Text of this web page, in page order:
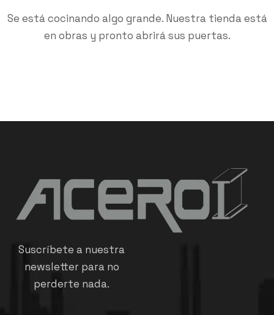
Se está cocinando algo grande. Nuestra tienda está
en obras y pronto abrirá sus puertas.
Suscríbete a nuestra
newsletter para no
perderte nada.